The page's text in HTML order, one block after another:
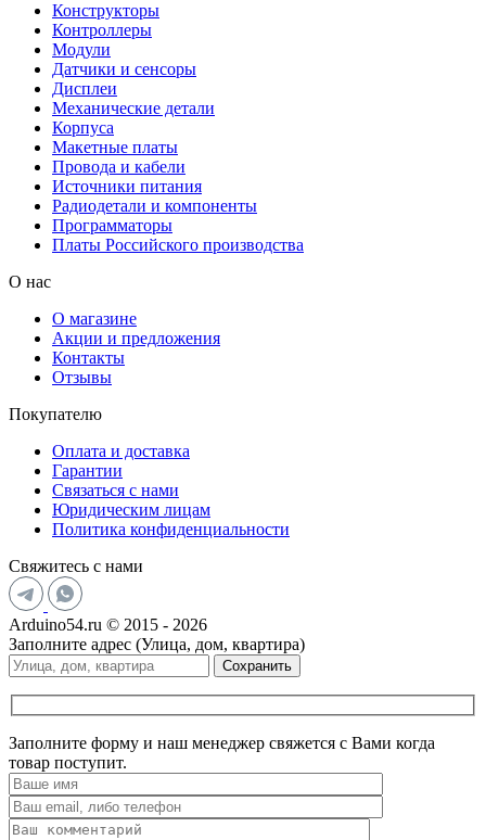
Конструкторы
Контроллеры
Модули
Датчики и сенсоры
Дисплеи
Механические детали
Корпуса
Макетные платы
Провода и кабели
Источники питания
Радиодетали и компоненты
Программаторы
Платы Российского производства
О нас
О магазине
Акции и предложения
Контакты
Отзывы
Покупателю
Оплата и доставка
Гарантии
Связаться с нами
Юридическим лицам
Политика конфиденциальности
Свяжитесь с нами
Arduino54.ru © 2015 - 2026
Заполните адрес (Улица, дом, квартира)
Сохранить
Заполните форму и наш менеджер свяжется с Вами когда
товар поступит.